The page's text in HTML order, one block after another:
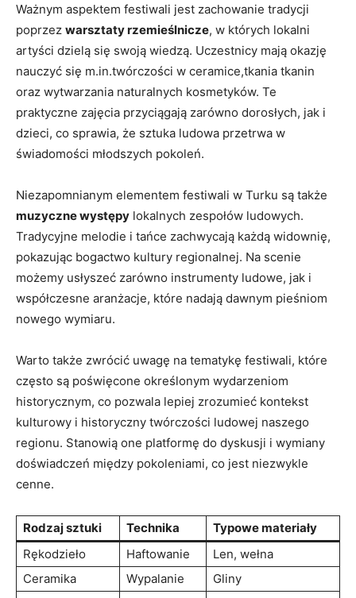
Ważnym aspektem festiwali jest zachowanie tradycji
poprzez warsztaty rzemieślnicze, w których lokalni
artyści dzielą się swoją wiedzą. Uczestnicy mają okazję
nauczyć się m.in.twórczości w ceramice,tkania tkanin
oraz wytwarzania naturalnych kosmetyków. Te
praktyczne zajęcia przyciągają zarówno dorosłych, jak i
dzieci, co sprawia, że sztuka ludowa przetrwa w
świadomości młodszych pokoleń.
Niezapomnianym elementem festiwali w Turku są także
muzyczne występy lokalnych zespołów ludowych.
Tradycyjne melodie i tańce zachwycają każdą widownię,
pokazując bogactwo kultury regionalnej. Na scenie
możemy usłyszeć zarówno instrumenty ludowe, jak i
współczesne aranżacje, które nadają dawnym pieśniom
nowego wymiaru.
Warto także zwrócić uwagę na tematykę festiwali, które
często są poświęcone określonym wydarzeniom
historycznym, co pozwala lepiej zrozumieć kontekst
kulturowy i historyczny twórczości ludowej naszego
regionu. Stanowią one platformę do dyskusji i wymiany
doświadczeń między pokoleniami, co jest niezwykle
cenne.
Rodzaj sztuki Technika
Typowe materiały
Rękodzieło
Haftowanie
Len, wełna
Ceramika
Wypalanie
Gliny